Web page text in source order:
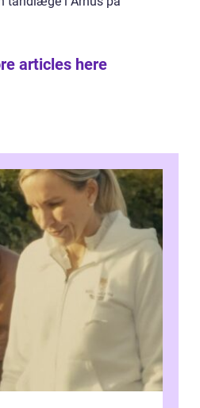
articles here